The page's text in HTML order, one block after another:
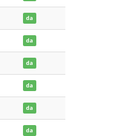
da
da
da
da
da
da